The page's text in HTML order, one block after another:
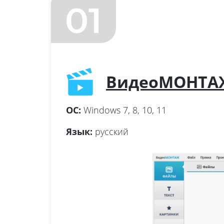
01
ОС: Windows 7, 8, 10, 11
Язык: русский